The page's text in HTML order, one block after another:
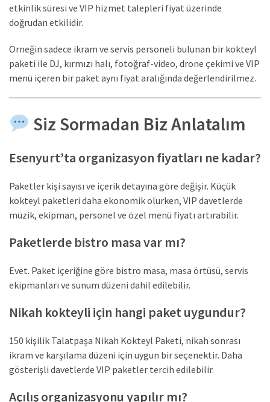
etkinlik süresi ve VIP hizmet talepleri fiyat üzerinde
doğrudan etkilidir.
Örneğin sadece ikram ve servis personeli bulunan bir kokteyl
paketi ile DJ, kırmızı halı, fotoğraf-video, drone çekimi ve VIP
menü içeren bir paket aynı fiyat aralığında değerlendirilmez.
Siz Sormadan Biz Anlatalım
Esenyurt’ta organizasyon fiyatları ne kadar?
Paketler kişi sayısı ve içerik detayına göre değişir. Küçük
kokteyl paketleri daha ekonomik olurken, VIP davetlerde
müzik, ekipman, personel ve özel menü fiyatı artırabilir.
Paketlerde bistro masa var mı?
Evet. Paket içeriğine göre bistro masa, masa örtüsü, servis
ekipmanları ve sunum düzeni dahil edilebilir.
Nikah kokteyli için hangi paket uygundur?
150 kişilik Talatpaşa Nikah Kokteyl Paketi, nikah sonrası
ikram ve karşılama düzeni için uygun bir seçenektir. Daha
gösterişli davetlerde VIP paketler tercih edilebilir.
Açılış organizasyonu yapılır mı?